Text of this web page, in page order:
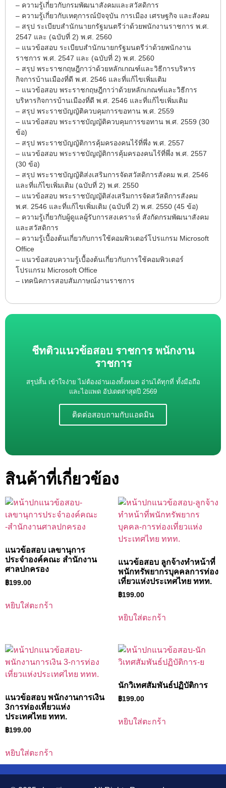
– ความรู้เกี่ยวกับกรมพัฒนาสังคมและสวัสดิการ
– ความรู้เกี่ยวกับเหตุการณ์ปัจจุบัน การเมือง เศรษฐกิจ และสังคม
– สรุป ระเบียบสำนักนายกรัฐมนตรีว่าด้วยพนักงานราชการ พ.ศ.
2547 และ (ฉบับที่ 2) พ.ศ. 2560
– แนวข้อสอบ ระเบียบสำนักนายกรัฐมนตรีว่าด้วยพนักงาน
ราชการ พ.ศ. 2547 และ (ฉบับที่ 2) พ.ศ. 2560
– สรุป พระราชกฤษฎีกาว่าด้วยหลักเกณฑ์และวิธีการบริหาร
กิจการบ้านเมืองที่ดี พ.ศ. 2546 และที่แก้ไขเพิ่มเติม
– แนวข้อสอบ พระราชกฤษฎีกาว่าด้วยหลักเกณฑ์และวิธีการ
บริหารกิจการบ้านเมืองที่ดี พ.ศ. 2546 และที่แก้ไขเพิ่มเติม
– สรุป พระราชบัญญัติควบคุมการขอทาน พ.ศ. 2559
– แนวข้อสอบ พระราชบัญญัติควบคุมการขอทาน พ.ศ. 2559 (30
ข้อ)
– สรุป พระราชบัญญัติการคุ้มครองคนไร้ที่พึ่ง พ.ศ. 2557
– แนวข้อสอบ พระราชบัญญัติการคุ้มครองคนไร้ที่พึ่ง พ.ศ. 2557
(30 ข้อ)
– สรุป พระราชบัญญัติส่งเสริมการจัดสวัสดิการสังคม พ.ศ. 2546
และที่แก้ไขเพิ่มเติม (ฉบับที่ 2) พ.ศ. 2550
– แนวข้อสอบ พระราชบัญญัติส่งเสริมการจัดสวัสดิการสังคม
พ.ศ. 2546 และที่แก้ไขเพิ่มเติม (ฉบับที่ 2) พ.ศ. 2550 (45 ข้อ)
– ความรู้เกี่ยวกับผู้ดูแลผู้รับการสงเคราะห์ สังกัดกรมพัฒนาสังคม
และสวัสดิการ
– ความรู้เบื้องต้นเกี่ยวกับการใช้คอมพิวเตอร์โปรแกรม Microsoft
Office
– แนวข้อสอบความรู้เบื้องต้นเกี่ยวกับการใช้คอมพิวเตอร์
โปรแกรม Microsoft Office
– เทคนิคการสอบสัมภาษณ์งานราชการ
ชีทติวแนวข้อสอบ ราชการ พนักงาน
ราชการ
สรุปสั้น เข้าใจง่าย ไม่ต้องอ่านเองทั้งหมด อ่านได้ทุกที่ ทั้งมือถือ
และไอแพด อัปเดตล่าสุดปี 2569
ติดต่อสอบถามกับแอดมิน
สินค้าที่เกี่ยวข้อง
แนวข้อสอบ เลขานุการ
ประจำองค์คณะ สำนักงาน
ศาลปกครอง
฿199.00
หยิบใส่ตะกร้า
แนวข้อสอบ ลูกจ้างทำหน้าที่
พนักทรัพยากรบุคคลการท่อง
เที่ยวแห่งประเทศไทย ททท.
฿199.00
หยิบใส่ตะกร้า
แนวข้อสอบ พนักงานการเงิน
3การท่องเที่ยวแห่ง
ประเทศไทย ททท.
฿199.00
หยิบใส่ตะกร้า
นักวิเทศสัมพันธ์ปฏิบัติการ
฿199.00
หยิบใส่ตะกร้า